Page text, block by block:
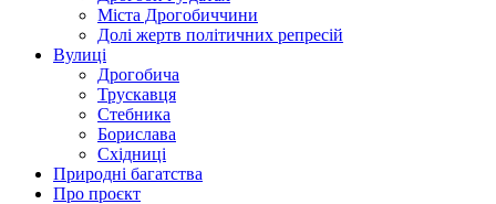
Міста Дрогобиччини
Долі жертв політичних репресій
Вулиці
Дрогобича
Трускавця
Стебника
Борислава
Східниці
Природні багатства
Про проєкт